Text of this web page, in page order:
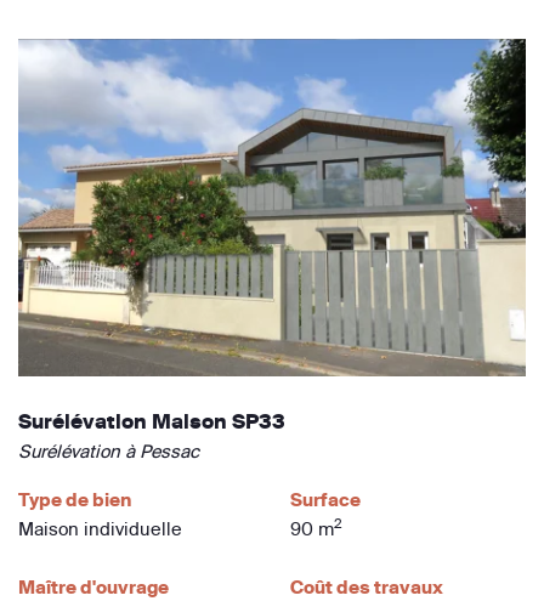
Surélévation Maison SP33
Surélévation à Pessac
Type de bien
Maison individuelle
Surface
90 m2
Maître d'ouvrage
Coût des travaux